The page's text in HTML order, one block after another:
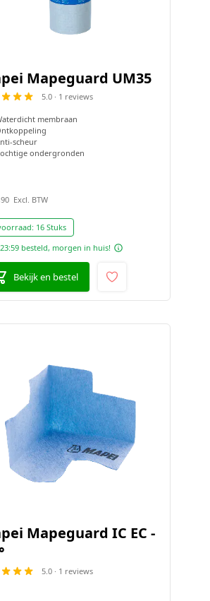
Mapeguard UM35
5.0 · 1 reviews
membraan
scheur
ondergronden
16 Stuks
besteld, morgen in huis!
Bekijk en bestel
Mapeguard IC EC -
5.0 · 1 reviews